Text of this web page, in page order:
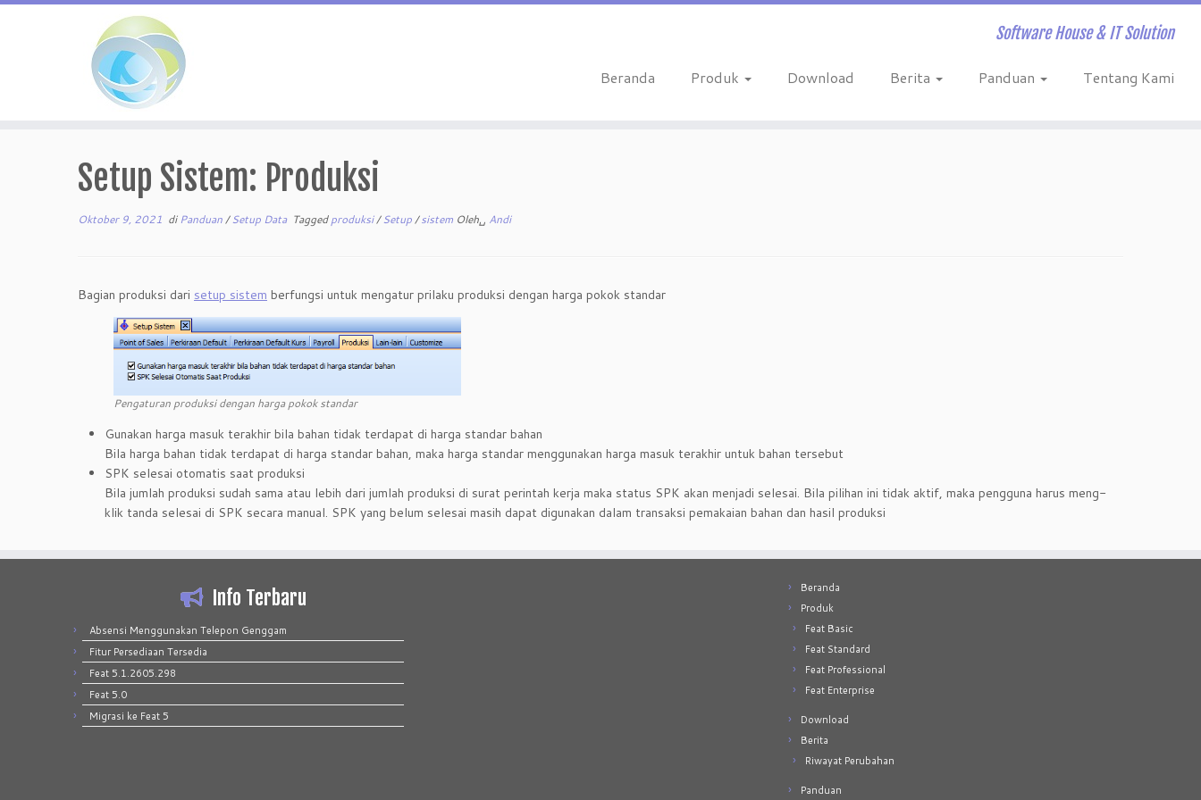
Software House & IT Solution
Beranda Produk Download Berita Panduan Tentang Kami
Setup Sistem: Produksi
Oktober 9, 2021 di Panduan/Setup Data Taggedproduksi/Setup/sistem Oleh␣ Andi
Bagian produksi dari setup sistem berfungsi untuk mengatur prilaku produksi dengan harga pokok standar
Pengaturan produksi dengan harga pokok standar
Gunakan harga masuk terakhir bila bahan tidak terdapat di harga standar bahan
Bila harga bahan tidak terdapat di harga standar bahan, maka harga standar menggunakan harga masuk terakhir untuk bahan tersebut
SPK selesai otomatis saat produksi
Bila jumlah produksi sudah sama atau lebih dari jumlah produksi di surat perintah kerja maka status SPK akan menjadi selesai. Bila pilihan ini tidak aktif, maka pengguna harus meng-
klik tanda selesai di SPK secara manual. SPK yang belum selesai masih dapat digunakan dalam transaksi pemakaian bahan dan hasil produksi
Info Terbaru
Absensi Menggunakan Telepon Genggam
Fitur Persediaan Tersedia
Feat 5.1.2605.298
Feat 5.0
Migrasi ke Feat 5
Beranda
Produk
Feat Basic
Feat Standard
Feat Professional
Feat Enterprise
Download
Berita
Riwayat Perubahan
Panduan